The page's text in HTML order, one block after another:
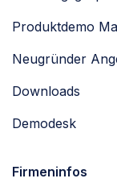
Produktdemo
Neugründer
Downloads
Demodesk
Firmeninfos